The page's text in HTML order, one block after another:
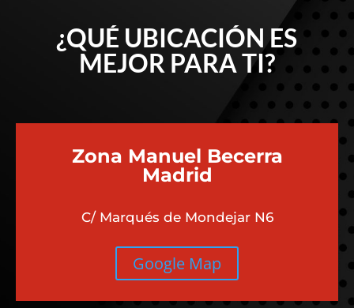
¿QUÉ UBICACIÓN ES
MEJOR PARA TI?
Zona Manuel Becerra
Madrid
C/ Marqués de Mondejar N6
Google Map